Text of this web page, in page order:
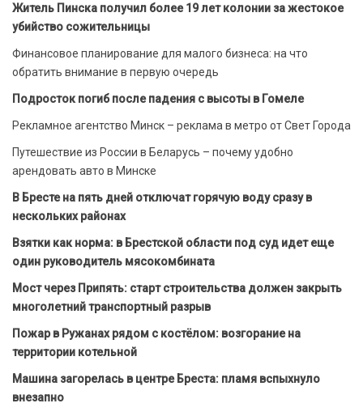
Житель Пинска получил более 19 лет колонии за жестокое
убийство сожительницы
Финансовое планирование для малого бизнеса: на что
обратить внимание в первую очередь
Подросток погиб после падения с высоты в Гомеле
Рекламное агентство Минск – реклама в метро от Свет Города
Путешествие из России в Беларусь – почему удобно
арендовать авто в Минске
В Бресте на пять дней отключат горячую воду сразу в
нескольких районах
Взятки как норма: в Брестской области под суд идет еще
один руководитель мясокомбината
Мост через Припять: старт строительства должен закрыть
многолетний транспортный разрыв
Пожар в Ружанах рядом с костёлом: возгорание на
территории котельной
Машина загорелась в центре Бреста: пламя вспыхнуло
внезапно